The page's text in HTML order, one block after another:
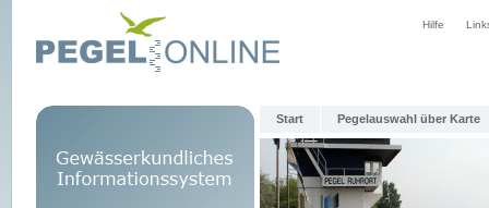
Hilfe
Start Pegelauswahl über Karte